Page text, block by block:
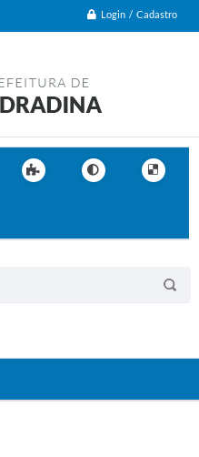
Login / Cadastro